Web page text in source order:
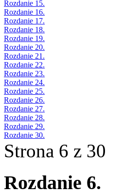
Rozdanie 15.
Rozdanie 16.
Rozdanie 17.
Rozdanie 18.
Rozdanie 19.
Rozdanie 20.
Rozdanie 21.
Rozdanie 22.
Rozdanie 23.
Rozdanie 24.
Rozdanie 25.
Rozdanie 26.
Rozdanie 27.
Rozdanie 28.
Rozdanie 29.
Rozdanie 30.
Strona 6 z 30
Rozdanie 6.